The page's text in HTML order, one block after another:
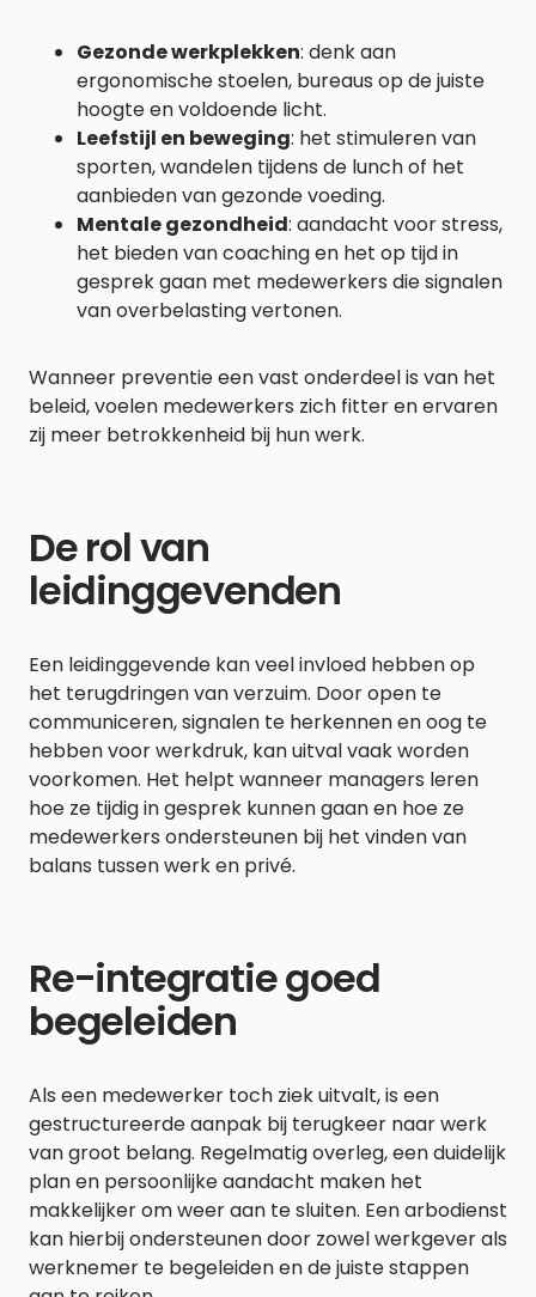
Gezonde werkplekken: denk aan
ergonomische stoelen, bureaus op de juiste
hoogte en voldoende licht.
Leefstijl en beweging: het stimuleren van
sporten, wandelen tijdens de lunch of het
aanbieden van gezonde voeding.
Mentale gezondheid: aandacht voor stress,
het bieden van coaching en het op tijd in
gesprek gaan met medewerkers die signalen
van overbelasting vertonen.
Wanneer preventie een vast onderdeel is van het
beleid, voelen medewerkers zich fitter en ervaren
zij meer betrokkenheid bij hun werk.
De rol van
leidinggevenden
Een leidinggevende kan veel invloed hebben op
het terugdringen van verzuim. Door open te
communiceren, signalen te herkennen en oog te
hebben voor werkdruk, kan uitval vaak worden
voorkomen. Het helpt wanneer managers leren
hoe ze tijdig in gesprek kunnen gaan en hoe ze
medewerkers ondersteunen bij het vinden van
balans tussen werk en privé.
Re-integratie goed
begeleiden
Als een medewerker toch ziek uitvalt, is een
gestructureerde aanpak bij terugkeer naar werk
van groot belang. Regelmatig overleg, een duidelijk
plan en persoonlijke aandacht maken het
makkelijker om weer aan te sluiten. Een arbodienst
kan hierbij ondersteunen door zowel werkgever als
werknemer te begeleiden en de juiste stappen